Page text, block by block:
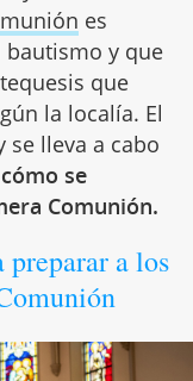
es
bautismo y que
que
la localía. El
se lleva a cabo
se
Comunión.
preparar a los